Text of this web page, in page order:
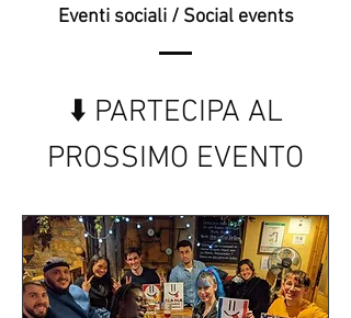
Eventi sociali / Social events
⬇️ PARTECIPA AL
PROSSIMO EVENTO